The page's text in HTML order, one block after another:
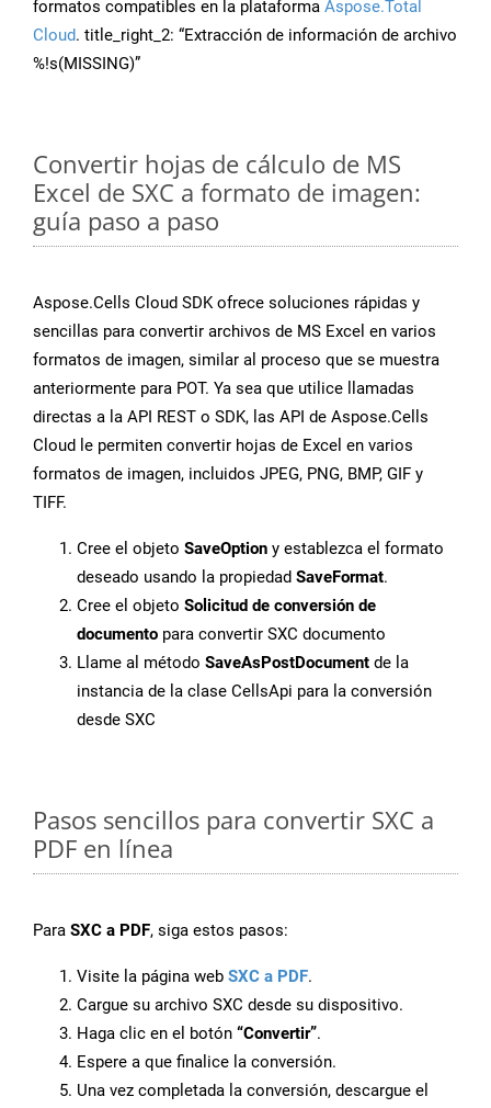
formatos compatibles en la plataforma Aspose.Total
Cloud. title_right_2: “Extracción de información de archivo
%!s(MISSING)”
Convertir hojas de cálculo de MS
Excel de SXC a formato de imagen:
guía paso a paso
Aspose.Cells Cloud SDK ofrece soluciones rápidas y
sencillas para convertir archivos de MS Excel en varios
formatos de imagen, similar al proceso que se muestra
anteriormente para POT. Ya sea que utilice llamadas
directas a la API REST o SDK, las API de Aspose.Cells
Cloud le permiten convertir hojas de Excel en varios
formatos de imagen, incluidos JPEG, PNG, BMP, GIF y
TIFF.
Cree el objeto SaveOption y establezca el formato
deseado usando la propiedad SaveFormat.
Cree el objeto Solicitud de conversión de
documento para convertir SXC documento
Llame al método SaveAsPostDocument de la
instancia de la clase CellsApi para la conversión
desde SXC
Pasos sencillos para convertir SXC a
PDF en línea
Para SXC a PDF, siga estos pasos:
Visite la página web SXC a PDF.
Cargue su archivo SXC desde su dispositivo.
Haga clic en el botón “Convertir”.
Espere a que finalice la conversión.
Una vez completada la conversión, descargue el